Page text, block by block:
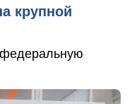
крупной